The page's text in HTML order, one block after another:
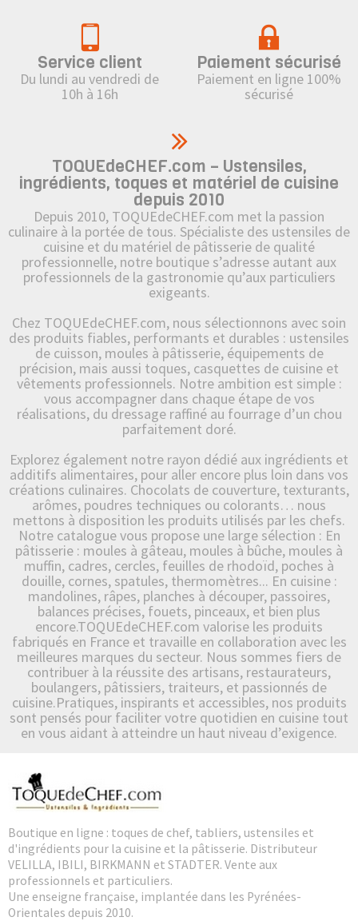
Service client
Du lundi au vendredi de
10h à 16h
Paiement sécurisé
Paiement en ligne 100%
sécurisé
TOQUEdeCHEF.com – Ustensiles,
ingrédients, toques et matériel de cuisine
depuis 2010
Depuis 2010, TOQUEdeCHEF.com met la passion
culinaire à la portée de tous. Spécialiste des ustensiles de
cuisine et du matériel de pâtisserie de qualité
professionnelle, notre boutique s’adresse autant aux
professionnels de la gastronomie qu’aux particuliers
exigeants.
Chez TOQUEdeCHEF.com, nous sélectionnons avec soin
des produits fiables, performants et durables : ustensiles
de cuisson, moules à pâtisserie, équipements de
précision, mais aussi toques, casquettes de cuisine et
vêtements professionnels. Notre ambition est simple :
vous accompagner dans chaque étape de vos
réalisations, du dressage raffiné au fourrage d’un chou
parfaitement doré.
Explorez également notre rayon dédié aux ingrédients et
additifs alimentaires, pour aller encore plus loin dans vos
créations culinaires. Chocolats de couverture, texturants,
arômes, poudres techniques ou colorants… nous
mettons à disposition les produits utilisés par les chefs.
Notre catalogue vous propose une large sélection : En
pâtisserie : moules à gâteau, moules à bûche, moules à
muffin, cadres, cercles, feuilles de rhodoïd, poches à
douille, cornes, spatules, thermomètres... En cuisine :
mandolines, râpes, planches à découper, passoires,
balances précises, fouets, pinceaux, et bien plus
encore.TOQUEdeCHEF.com valorise les produits
fabriqués en France et travaille en collaboration avec les
meilleures marques du secteur. Nous sommes fiers de
contribuer à la réussite des artisans, restaurateurs,
boulangers, pâtissiers, traiteurs, et passionnés de
cuisine.Pratiques, inspirants et accessibles, nos produits
sont pensés pour faciliter votre quotidien en cuisine tout
en vous aidant à atteindre un haut niveau d’exigence.
Boutique en ligne : toques de chef, tabliers, ustensiles et
d'ingrédients pour la cuisine et la pâtisserie. Distributeur
VELILLA, IBILI, BIRKMANN et STADTER. Vente aux
professionnels et particuliers.
Une enseigne française, implantée dans les Pyrénées-
Orientales depuis 2010.